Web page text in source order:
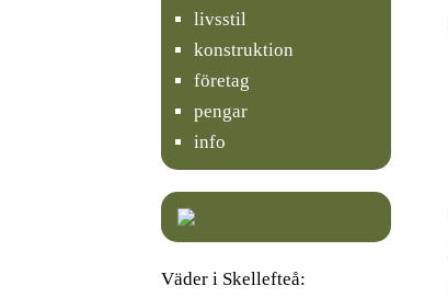
livsstil
konstruktion
företag
pengar
info
Väder i Skellefteå: